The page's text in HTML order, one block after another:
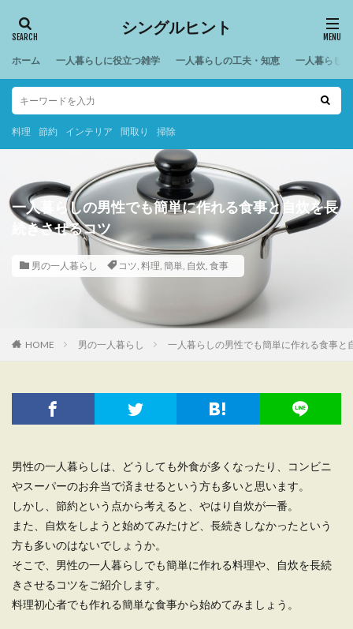
シングルヒント
ホーム 一人暮らしに役立つ雑学 一人暮らしの工夫・知恵 一人暮らし
料理 節約 インテリア 間取り 掃除
一人暮らしの男性でも簡単に作れる食事と自炊を長
続きさせるコツ
男の一人暮らし コツ, 料理, 簡単, 自炊, 食事
HOME 男の一人暮らし 一人暮らしの男性でも簡単に作れる食事と
男性の一人暮らしは、どうしても外食が多くなったり、コンビニ
やスーパーのお弁当で済ませるという方も多いと思います。
しかし、節約という点から考えると、やはり自炊が一番。
また、自炊をしようと始めてみたけど、長続きしなかったという
方も多いのはないでしょうか。
そこで、男性の一人暮らしでも簡単に作れる料理や、自炊を長続
きさせるコツをご紹介します。
料理初心者でも作れる簡単な食事から始めてみましょう。